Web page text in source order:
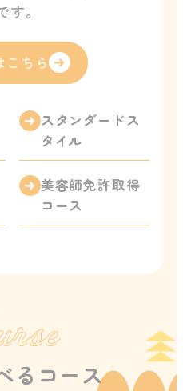
。
こちら
スタンダードス
タイル
美容師免許取得
コース
るコース